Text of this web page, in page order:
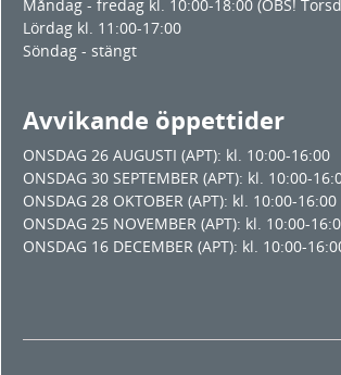
Måndag - fredag kl. 10:00-18:00 (OBS!
Lördag kl. 11:00-17:00
Söndag - stängt
Avvikande öppettider
ONSDAG 26 AUGUSTI (APT): kl. 10:00-16:00
ONSDAG 30 SEPTEMBER (APT): kl. 10:00-
ONSDAG 28 OKTOBER (APT): kl. 10:00-16:00
ONSDAG 25 NOVEMBER (APT): kl. 10:00-
ONSDAG 16 DECEMBER (APT): kl. 10:00-